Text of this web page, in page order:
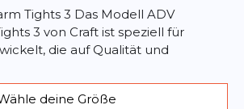
Tights 3 Das Modell ADV
3 von Craft ist speziell für
die auf Qualität und
deine Größe